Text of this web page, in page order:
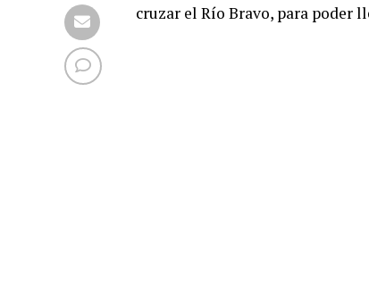
cruzar el Río Bravo, para poder